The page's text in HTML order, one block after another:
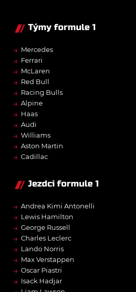
Týmy formule 1
→ Mercedes
→ Ferrari
→ McLaren
→ Red Bull
→ Racing Bulls
→ Alpine
→ Haas
→ Audi
→ Williams
→ Aston Martin
→ Cadillac
Jezdci formule 1
→ Andrea Kimi Antonelli
→ Lewis Hamilton
→ George Russell
→ Charles Leclerc
→ Lando Norris
→ Max Verstappen
→ Oscar Piastri
→ Isack Hadjar